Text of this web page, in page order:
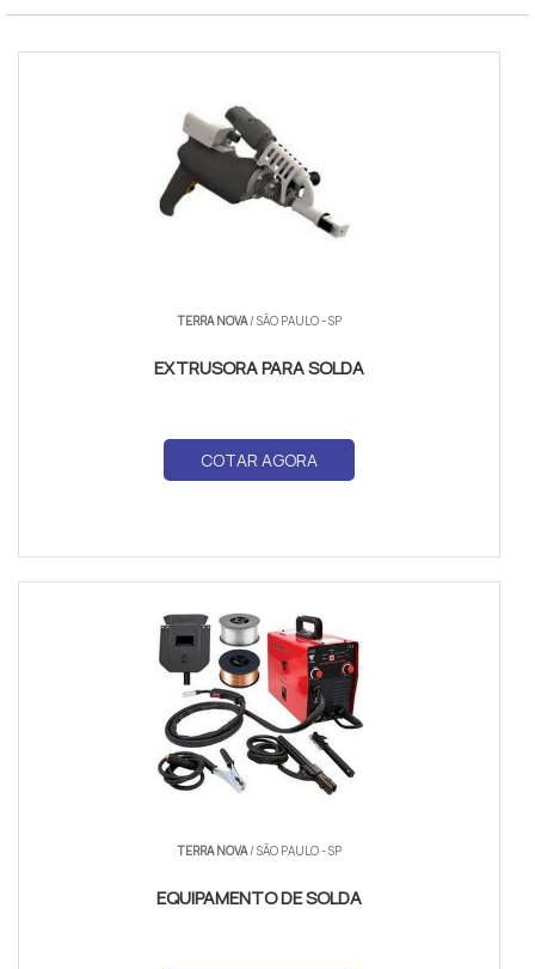
TERRA NOVA/ SÃO PAULO - SP
EXTRUSORA PARA SOLDA
COTAR AGORA
TERRA NOVA/ SÃO PAULO - SP
EQUIPAMENTO DE SOLDA